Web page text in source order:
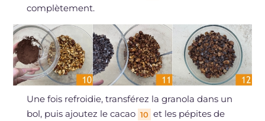
complètement.
Une fois refroidie, transférez la granola dans un
bol, puis ajoutez le cacao 10 et les pépites de